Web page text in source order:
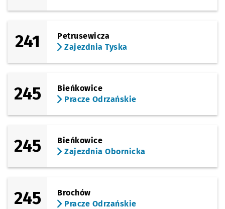
241
Petrusewicza
Zajezdnia Tyska
245
Bieńkowice
Pracze Odrzańskie
245
Bieńkowice
Zajezdnia Obornicka
245
Brochów
Pracze Odrzańskie